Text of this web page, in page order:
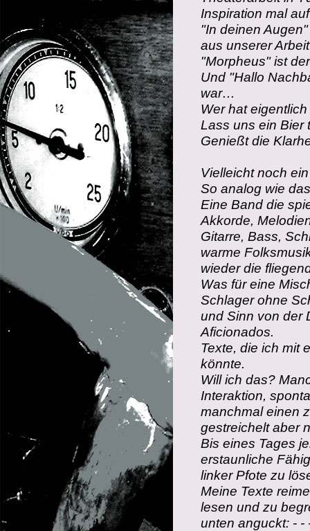
Inspiration mal
"In deinen
aus unserer
"Morpheus" ist
Und "Hallo
war…
Wer hat
Lass uns ein Bier
Genießt die
Vielleicht noch
So analog wie
Eine Band die
Akkorde,
Gitarre, Bass,
warme
wieder die
Was für eine
Schlager ohne
und Sinn von der
Aficionados.
Texte, die ich mit
könnte.
Will ich das?
Interaktion,
manchmal einen
gestreichelt aber
Bis eines Tages
erstaunliche
linker Pfote zu
Meine Texte
lesen und zu
unten anguckt: -